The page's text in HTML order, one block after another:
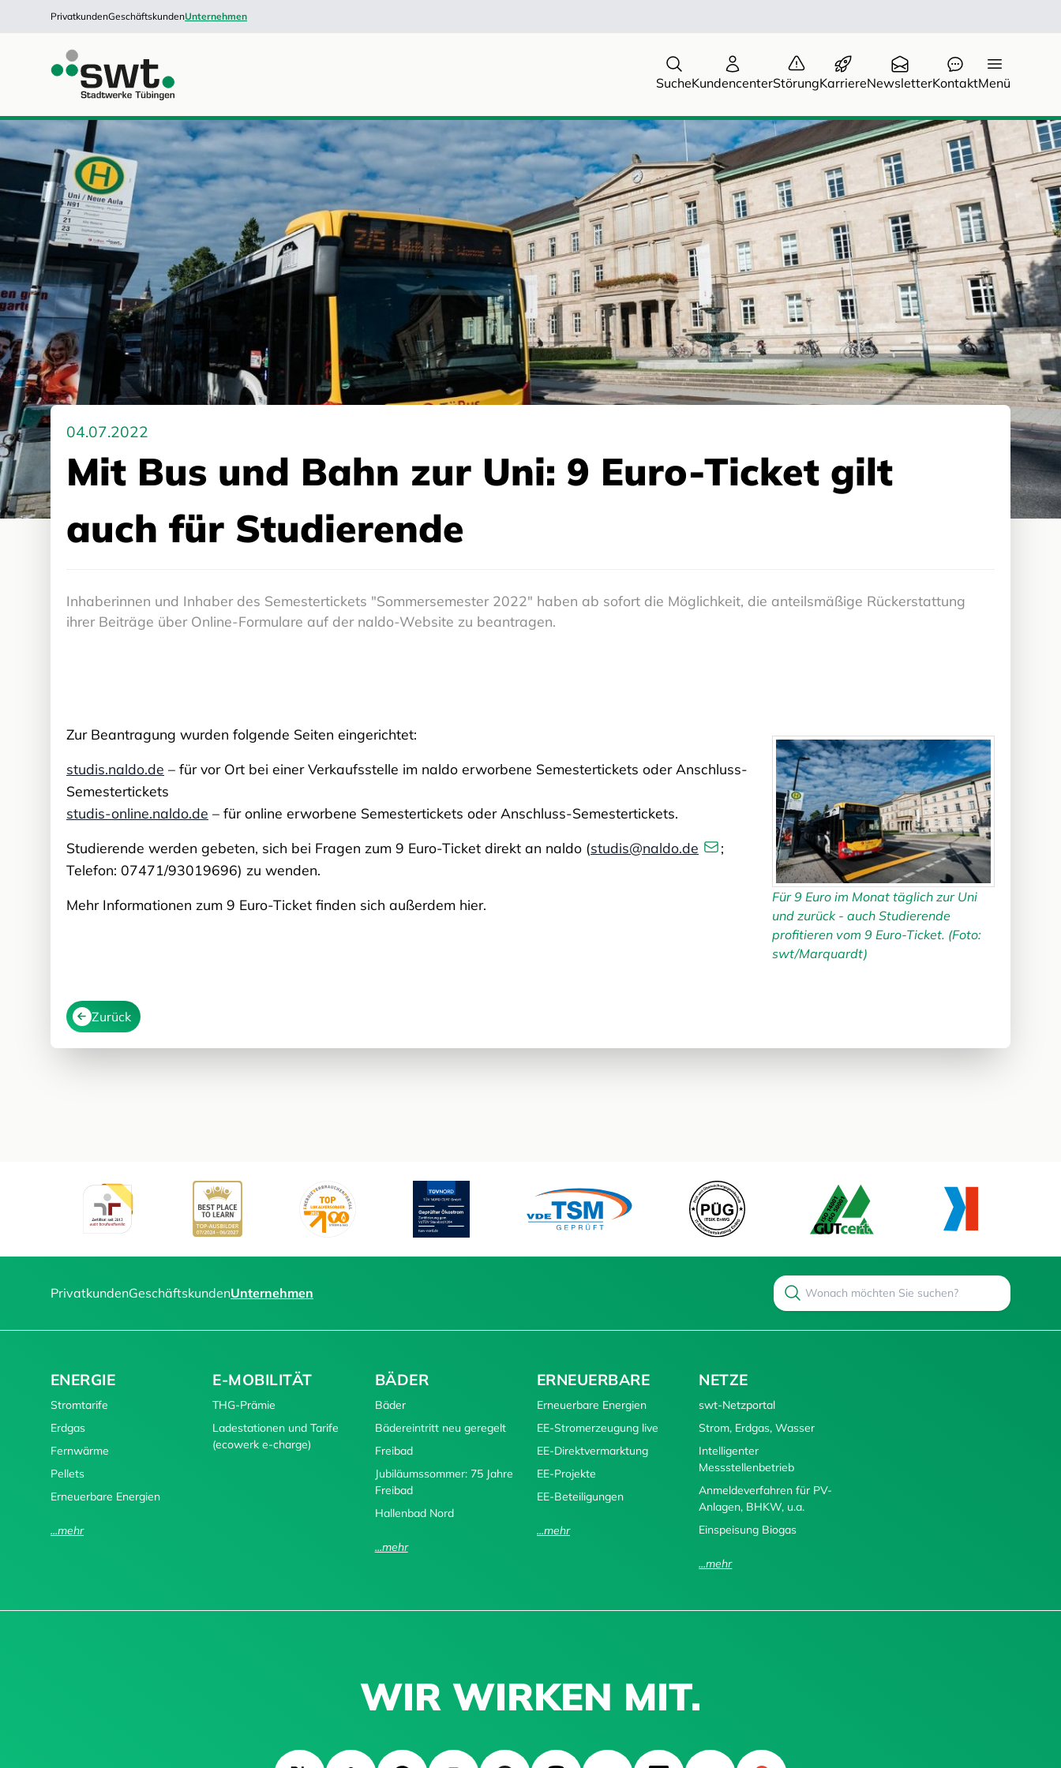
PrivatkundenGeschäftskundenUnternehmen
SucheKundencenterStörungKarriereNewsletterKontaktMenü
04.07.2022
Mit Bus und Bahn zur Uni: 9 Euro-Ticket gilt
auch für Studierende
Inhaberinnen und Inhaber des Semestertickets "Sommersemester 2022" haben ab sofort die Möglichkeit, die anteilsmäßige Rückerstattung
ihrer Beiträge über Online-Formulare auf der naldo-Website zu beantragen.
Für 9 Euro im Monat täglich zur Uni
und zurück - auch Studierende
profitieren vom 9 Euro-Ticket. (Foto:
swt/Marquardt)
Zur Beantragung wurden folgende Seiten eingerichtet:
studis.naldo.de – für vor Ort bei einer Verkaufsstelle im naldo erworbene Semestertickets oder Anschluss-
Semestertickets
studis-online.naldo.de – für online erworbene Semestertickets oder Anschluss-Semestertickets.
Studierende werden gebeten, sich bei Fragen zum 9 Euro-Ticket direkt an naldo (studis@naldo.de
;
Telefon: 07471/93019696) zu wenden.
Mehr Informationen zum 9 Euro-Ticket finden sich außerdem hier.
Zurück
PrivatkundenGeschäftskundenUnternehmen
Search
ENERGIE
Stromtarife
Erdgas
Fernwärme
Pellets
Erneuerbare Energien
...mehr
E-MOBILITÄT
THG-Prämie
Ladestationen und Tarife
(ecowerk e-charge)
BÄDER
Bäder
Bädereintritt neu geregelt
Freibad
Jubiläumssommer: 75 Jahre
Freibad
Hallenbad Nord
...mehr
ERNEUERBARE
Erneuerbare Energien
EE-Stromerzeugung live
EE-Direktvermarktung
EE-Projekte
EE-Beteiligungen
...mehr
NETZE
swt-Netzportal
Strom, Erdgas, Wasser
Intelligenter
Messstellenbetrieb
Anmeldeverfahren für PV-
Anlagen, BHKW, u.a.
Einspeisung Biogas
...mehr
WIR WIRKEN MIT.